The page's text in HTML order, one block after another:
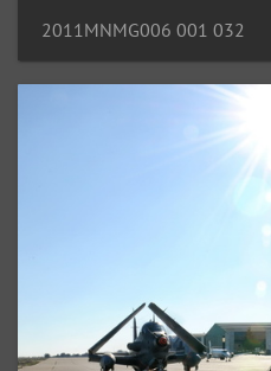
2011MNMG006 001 032